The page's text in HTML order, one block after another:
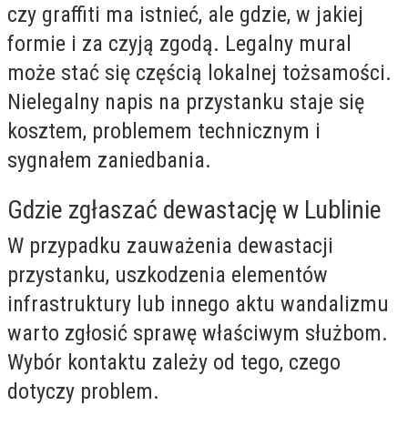
czy graffiti ma istnieć, ale gdzie, w jakiej
formie i za czyją zgodą. Legalny mural
może stać się częścią lokalnej tożsamości.
Nielegalny napis na przystanku staje się
kosztem, problemem technicznym i
sygnałem zaniedbania.
Gdzie zgłaszać dewastację w Lublinie
W przypadku zauważenia dewastacji
przystanku, uszkodzenia elementów
infrastruktury lub innego aktu wandalizmu
warto zgłosić sprawę właściwym służbom.
Wybór kontaktu zależy od tego, czego
dotyczy problem.